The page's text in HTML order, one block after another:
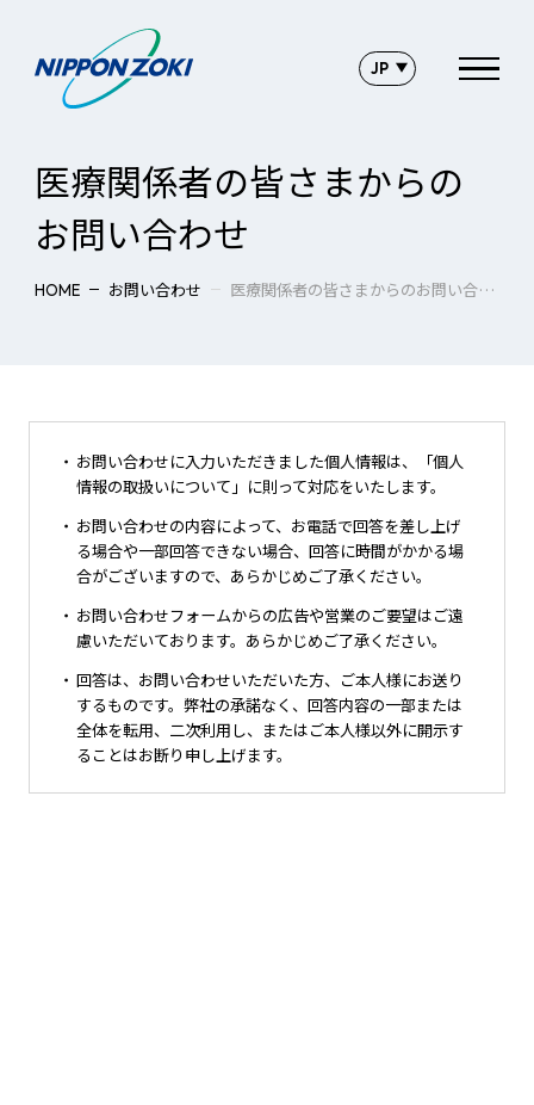
医療関係者の皆さまからの
お問い合わせ
HOME お問い合わせ 医療関係者の皆さまからのお問い合わせ
・ お問い合わせに入力いただきました個人情報は、「個人
情報の取扱いについて」に則って対応をいたします。
・ お問い合わせの内容によって、お電話で回答を差し上げ
る場合や一部回答できない場合、回答に時間がかかる場
合がございますので、あらかじめご了承ください。
・ お問い合わせフォームからの広告や営業のご要望はご遠
慮いただいております。あらかじめご了承ください。
・ 回答は、お問い合わせいただいた方、ご本人様にお送り
するものです。弊社の承諾なく、回答内容の一部または
全体を転用、二次利用し、またはご本人様以外に開示す
ることはお断り申し上げます。